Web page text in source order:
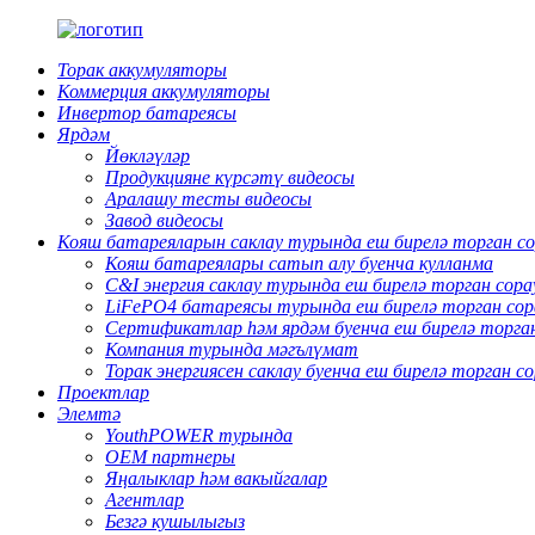
Торак аккумуляторы
Коммерция аккумуляторы
Инвертор батареясы
Ярдәм
Йөкләүләр
Продукцияне күрсәтү видеосы
Аралашу тесты видеосы
Завод видеосы
Кояш батареяларын саклау турында еш бирелә торган
Кояш батареялары сатып алу буенча кулланма
C&I энергия саклау турында еш бирелә торган
LiFePO4 батареясы турында еш бирелә торган
Сертификатлар һәм ярдәм буенча еш бирелә
Компания турында мәгълүмат
Торак энергиясен саклау буенча еш бирелә торган
Проектлар
Элемтә
YouthPOWER турында
OEM партнеры
Яңалыклар һәм вакыйгалар
Агентлар
Безгә кушылыгыз